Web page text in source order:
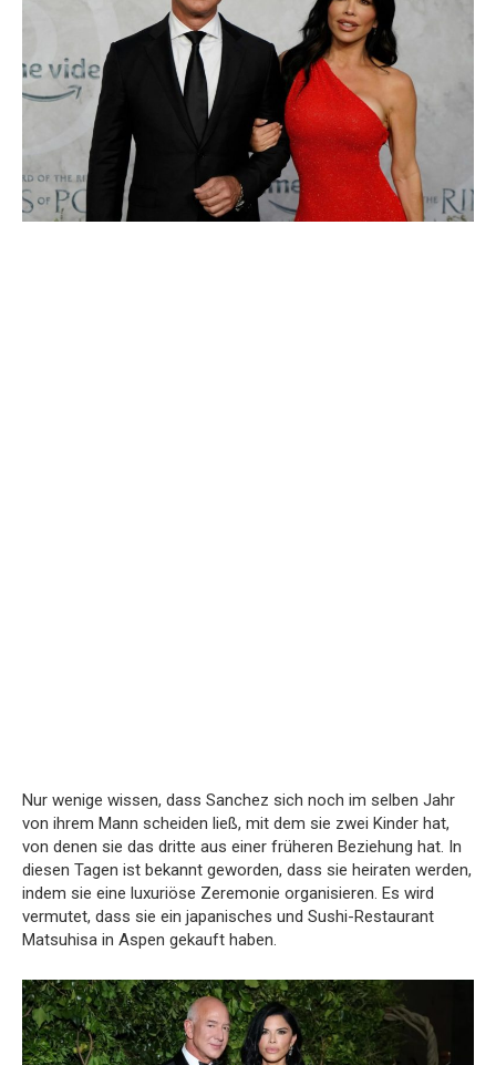
Nur wenige wissen, dass Sanchez sich noch im selben Jahr
von ihrem Mann scheiden ließ, mit dem sie zwei Kinder hat,
von denen sie das dritte aus einer früheren Beziehung hat. In
diesen Tagen ist bekannt geworden, dass sie heiraten werden,
indem sie eine luxuriöse Zeremonie organisieren. Es wird
vermutet, dass sie ein japanisches und Sushi-Restaurant
Matsuhisa in Aspen gekauft haben.